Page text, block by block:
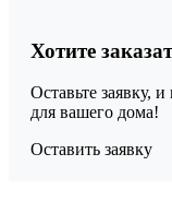
Хотите
Оставьте заявку,
для вашего дома!
Оставить заявку